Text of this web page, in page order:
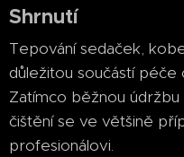
Shrnutí
Tepování sedaček,
důležitou součástí péče
Zatímco běžnou
čištění se ve většině
profesionálovi.